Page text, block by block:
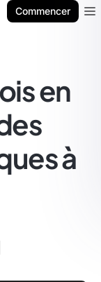
Commencer
en
à